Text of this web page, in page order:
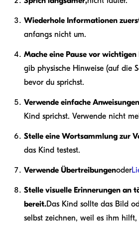
Wiederhole Informationen
anfangs nicht um.
Mache eine Pause vor
gib physische Hinweise (auf die
bevor du sprichst.
Verwende einfache
Kind sprichst. Verwende nicht
Stelle eine Wortsammlung zur
das Kind testest.
Verwende Übertreibungenoder
Stelle visuelle Erinnerungen an
bereit.Das Kind sollte das Bild
selbst zeichnen, weil es ihm hilft,